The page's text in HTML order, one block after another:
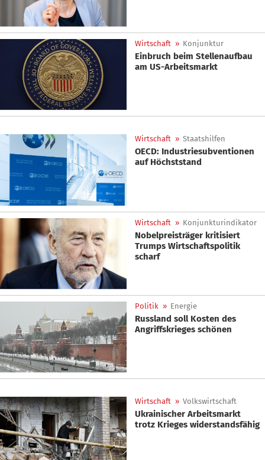
Wirtschaft » Konjunktur
Einbruch beim Stellenaufbau
am US-Arbeitsmarkt
Wirtschaft » Staatshilfen
OECD: Industriesubventionen
auf Höchststand
Wirtschaft » Konjunkturindikator
Nobelpreisträger kritisiert
Trumps Wirtschaftspolitik
scharf
Politik » Energie
Russland soll Kosten des
Angriffskrieges schönen
Wirtschaft » Volkswirtschaft
Ukrainischer Arbeitsmarkt
trotz Krieges widerstandsfähig